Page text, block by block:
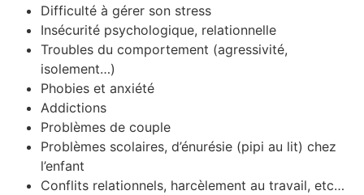
Difficulté à gérer son stress
Insécurité psychologique, relationnelle
Troubles du comportement (agressivité,
isolement…)
Phobies et anxiété
Addictions
Problèmes de couple
Problèmes scolaires, d’énurésie (pipi au lit) chez
l’enfant
Conflits relationnels, harcèlement au travail, etc…